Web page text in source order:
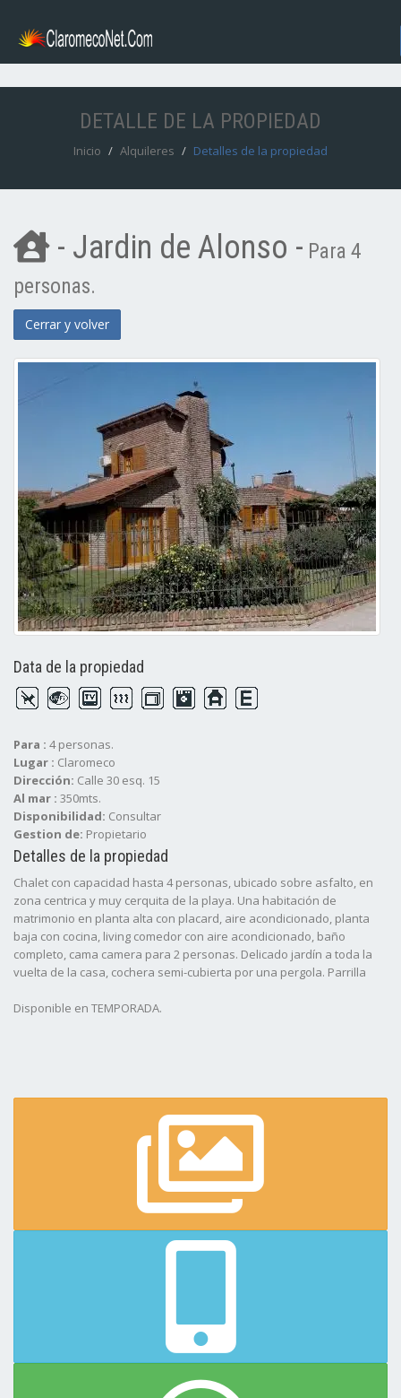
DETALLE DE LA PROPIEDAD
Inicio Alquileres Detalles de la propiedad
- Jardin de Alonso - Para 4
personas.
Cerrar y volver
Data de la propiedad
Para : 4 personas.
Lugar : Claromeco
Dirección: Calle 30 esq. 15
Al mar : 350mts.
Disponibilidad: Consultar
Gestion de: Propietario
Detalles de la propiedad
Chalet con capacidad hasta 4 personas, ubicado sobre asfalto, en
zona centrica y muy cerquita de la playa. Una habitación de
matrimonio en planta alta con placard, aire acondicionado, planta
baja con cocina, living comedor con aire acondicionado, baño
completo, cama camera para 2 personas. Delicado jardín a toda la
vuelta de la casa, cochera semi-cubierta por una pergola. Parrilla
Disponible en TEMPORADA.